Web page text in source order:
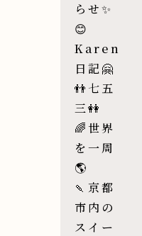
らせ✨
😊
Karen
日記🤗
👬七五
三👭
🌈世界
を一周
🌎
🍡京都
市内の
スイー